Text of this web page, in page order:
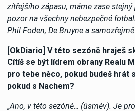
zítřejšího zápasu, máme zase
pozor na všechny nebezpečné
Phil Foden, De Bruyne a
[OkDiario] V této sezóně hraješ
Cítíš se být lídrem obrany Realu
pro tebe něco, pokud budeš hrát
pokud s Nachem?
„Ano, v této sezóně… (úsměv). Je